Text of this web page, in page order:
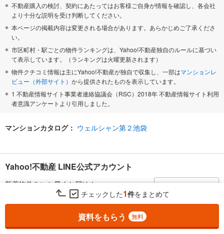
不動産購入の検討、契約にあたってはお客様ご自身が情報を確認し、各会社
より十分な説明を受け判断してください。
本ページの掲載内容は変更される場合があります。あらかじめご了承くださ
い。
市区町村・駅ごとの物件ランキングは、Yahoo!不動産独自のルールに基づい
て表示しています。（ランキングは火曜更新されます）
物件クチコミ情報は主にYahoo!不動産が独自で収集し、一部はマンションレ
ビュー（外部サイト） から提供されたものを表示しています。
1 不動産情報サイト事業者連絡協議会（RSC）2018年 不動産情報サイト利用
者意識アンケートより引用しました。
マンションカタログ： ウェルシャン第２池袋
お気に入りに追加しました。
チェックした1件をまとめて
資料をもらう 無料
Yahoo!不動産 LINE公式アカウント
新着物件をいち早くお届け！
便利な機能のご紹介
Yahoo!不動産 アプリ